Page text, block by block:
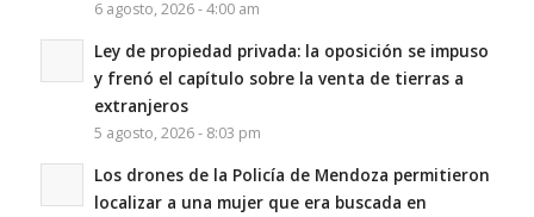
6 agosto, 2026 - 4:00 am
Ley de propiedad privada: la oposición se impuso
y frenó el capítulo sobre la venta de tierras a
extranjeros
5 agosto, 2026 - 8:03 pm
Los drones de la Policía de Mendoza permitieron
localizar a una mujer que era buscada en